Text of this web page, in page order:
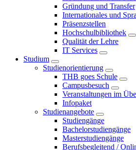
Gründung und Transfer
Internationales und
Präsenzstellen
Hochschulbibliothek
Qualität der Lehre
IT Services
Studium
Studienorientierung
THB goes Schule
Campusbesuch
Veranstaltungen im
Infopaket
Studienangebote
Studiengänge
Bachelorstudiengänge
Masterstudiengänge
Berufsbegleitend /